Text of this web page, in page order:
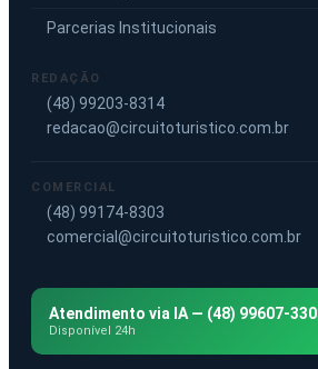
Parcerias Institucionais
REDAÇÃO
(48) 99203-8314
redacao@circuitoturistico.com.br
COMERCIAL
(48) 99174-8303
comercial@circuitoturistico.com.br
Atendimento via IA — (48) 99607-
Disponível 24h